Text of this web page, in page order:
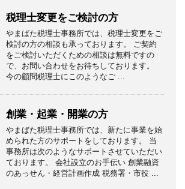
税理士変更をご検討の方
やまばた税理士事務所では、税理士変更をご
検討の方の相談も承っております。 ご契約
をご検討いただくための相談は無料ですの
で、お問い合わせをお待ちしております。
今の顧問税理士にこのようなご ...
創業・起業・開業の方
やまばた税理士事務所では、新たに事業を始
められた方のサポートをしております。 当
事務所は次のようなサポートさせていただい
ております。 会社設立のお手伝い 創業融資
のあっせん・経営計画作成 税務署・市役 ...